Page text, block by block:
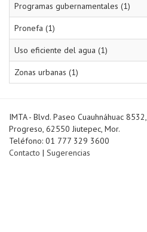
Programas gubernamentales (1)
Pronefa (1)
Uso eficiente del agua (1)
Zonas urbanas (1)
IMTA - Blvd. Paseo Cuauhnáhuac 8532,
Progreso, 62550 Jiutepec, Mor.
Teléfono: 01 777 329 3600
Contacto | Sugerencias